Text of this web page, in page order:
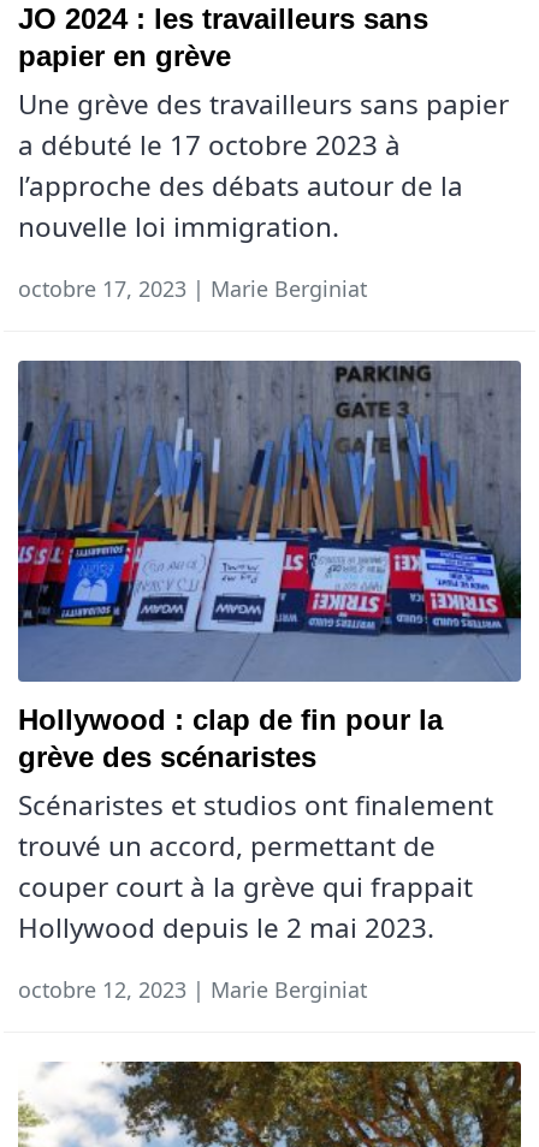
JO 2024 : les travailleurs sans
papier en grève
Une grève des travailleurs sans papier
a débuté le 17 octobre 2023 à
l’approche des débats autour de la
nouvelle loi immigration.
octobre 17, 2023 | Marie Berginiat
Hollywood : clap de fin pour la
grève des scénaristes
Scénaristes et studios ont finalement
trouvé un accord, permettant de
couper court à la grève qui frappait
Hollywood depuis le 2 mai 2023.
octobre 12, 2023 | Marie Berginiat